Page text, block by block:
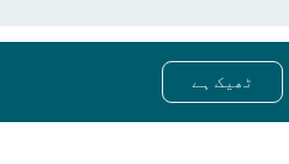
ٹھیک ہے